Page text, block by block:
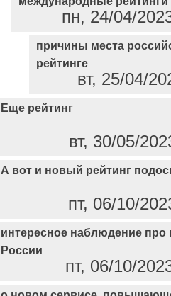
пн, 24/04/
причины места
рейтинге
вт, 25/04/
Еще рейтинг
вт, 30/05/
А вот и новый рейтинг
пт, 06/10/
интересное наблюдение про
России
пт, 06/10/